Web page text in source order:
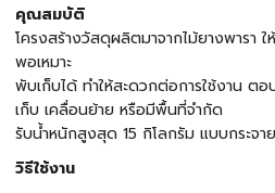
คุณสมบัติ
โครงสร้างวัสดุผลิตมาจากไม้ยางพารา
พอเหมาะ
พับเก็บได้ ทำให้สะดวกต่อการใช้งาน ต
เก็บ เคลื่อนย้าย หรือมีพื้นที่จำกัด
รับน้ำหนักสูงสุด 15 กิโลกรัม แบบกระจา
วิธีใช้งาน